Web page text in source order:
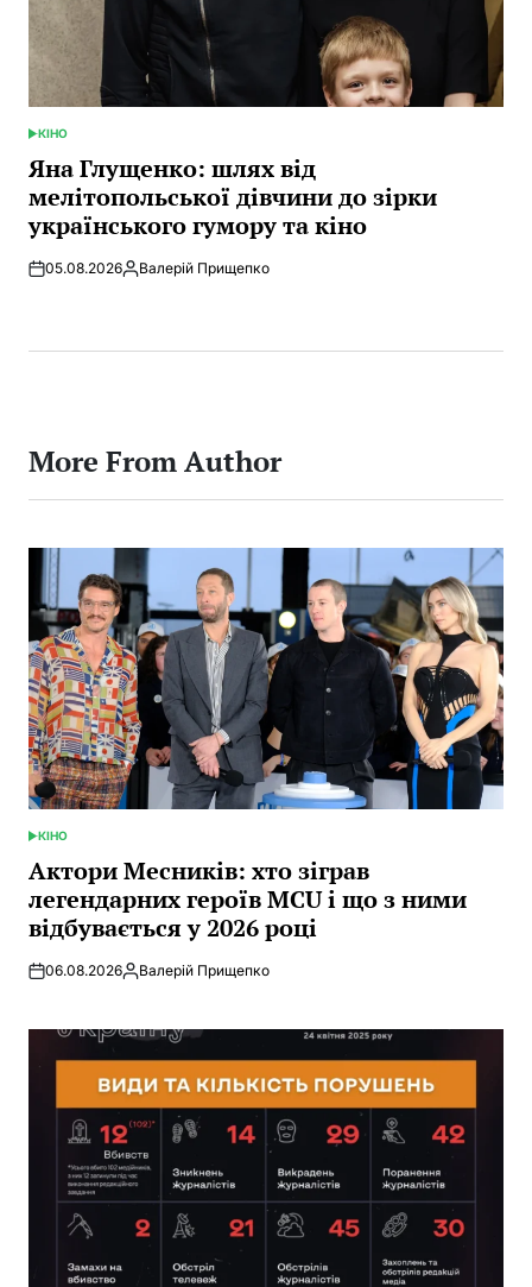
POSTED
IN
КІНО
Яна Глущенко: шлях від
мелітопольської дівчини до зірки
українського гумору та кіно
05.08.2026Posted
Валерій Прищепко
More From Author
POSTED
IN
КІНО
Актори Месників: хто зіграв
легендарних героїв MCU і що з ними
відбувається у 2026 році
06.08.2026Posted
Валерій Прищепко